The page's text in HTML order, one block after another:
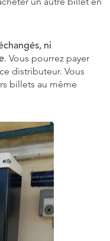
ni
. Vous pourrez payer
distributeur. Vous
billets au même